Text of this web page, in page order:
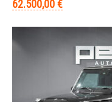
62.500,00 €